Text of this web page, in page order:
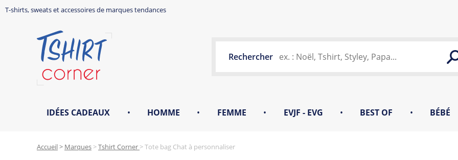
T-shirts, sweats et accessoires de marques tendances
Rechercher
IDÉES CADEAUX • HOMME • FEMME • EVJF - EVG • BEST OF • BÉBÉ
Accueil> Marques >Tshirt Corner >Tote bag Chat à personnaliser